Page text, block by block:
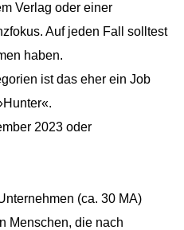
Verlag oder einer
Auf jeden Fall solltest
haben.
ist das eher ein Job
2023 oder
(ca. 30 MA)
Menschen, die nach